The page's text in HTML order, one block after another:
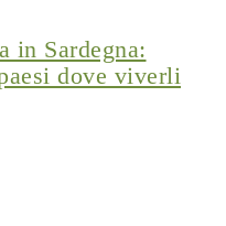
in Sardegna:
dove viverli